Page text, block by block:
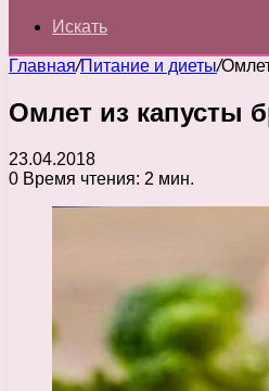
Искать
Главная/Питание и диеты/
Омлет из капусты
23.04.2018
0 Время чтения: 2 мин.